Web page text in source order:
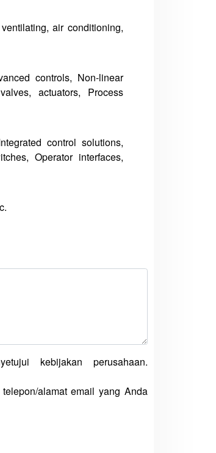
air conditioning,
controls, Non-linear
actuators, Process
control solutions,
Operator interfaces,
kebijakan perusahaan.
alamat email yang Anda